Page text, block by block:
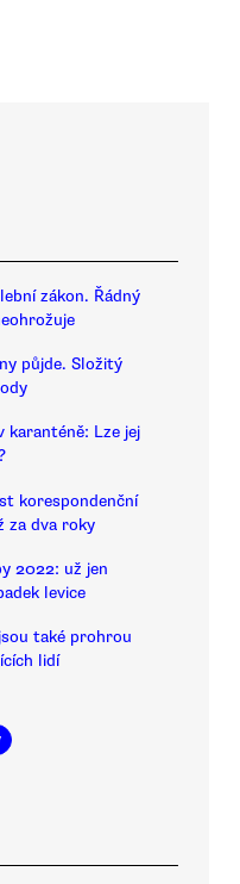
zákon. Řádný
půjde. Složitý
karanténě: Lze jej
korespondenční
za dva roky
2022: už jen
levice
také prohrou
lidí